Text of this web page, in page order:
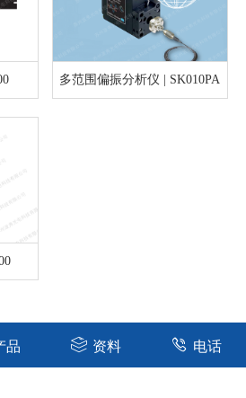
多范围偏振分析仪 | SK010PA
品 资料 电话